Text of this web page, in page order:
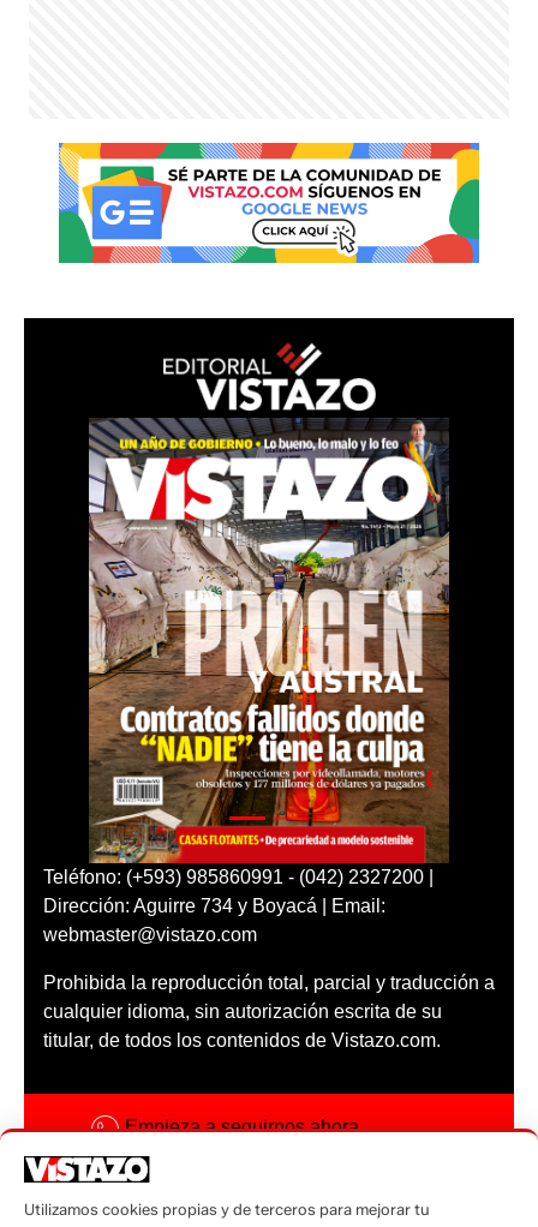
Teléfono: (+593) 985860991 - (042) 2327200 |
Dirección: Aguirre 734 y Boyacá | Email:
webmaster@vistazo.com
Prohibida la reproducción total, parcial y traducción a
cualquier idioma, sin autorización escrita de su
titular, de todos los contenidos de Vistazo.com.
Empieza a seguirnos ahora
Código ética
Utilizamos cookies propias y de terceros para mejorar tu